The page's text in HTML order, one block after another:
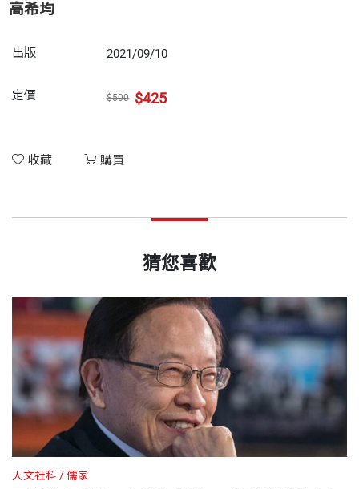
高希均
出版 2021/09/10
定價 $500 $425
收藏 購買
猜您喜歡
人文社科 儒家